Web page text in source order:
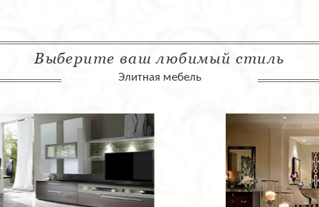
Выберите ваш любимый стиль
Элитная мебель